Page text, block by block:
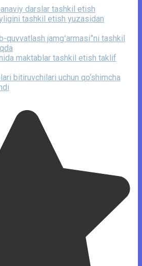
darslar tashkil etish
tashkil etish yuzasidan
quvvatlash jamgʻarmasi”ni tashkil
maktablar tashkil etish taklif
bitiruvchilari uchun qo‘shimcha